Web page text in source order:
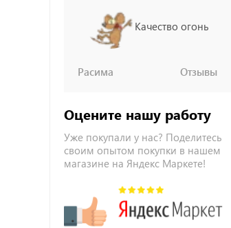
Качество огонь
Расима Отзывы
Оцените нашу работу
Уже покупали у нас? Поделитесь
своим опытом покупки в нашем
магазине на Яндекс Маркете!